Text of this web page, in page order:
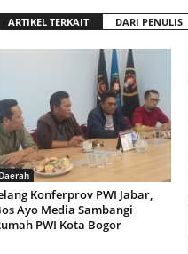
ARTIKEL TERKAIT DARI PENULIS
Daerah
Konferprov PWI Jabar,
Ayo Media Sambangi
PWI Kota Bogor